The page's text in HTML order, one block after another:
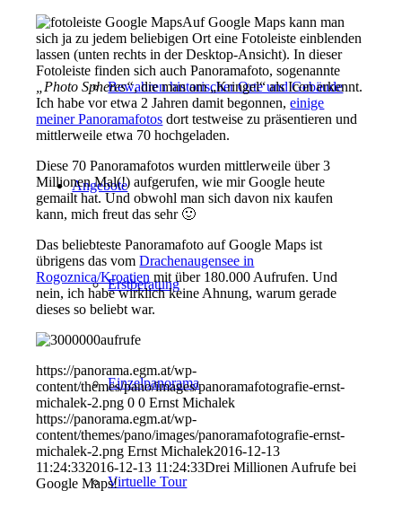
Bewahren historischer Orte und Gebäude
Angebote
Erstberatung
Einzelpanorama
Virtuelle Tour
Auf Google Maps kann man
sich ja zu jedem beliebigen Ort eine Fotoleiste einblenden
lassen (unten rechts in der Desktop-Ansicht). In dieser
Fotoleiste finden sich auch Panoramafoto, sogenannte
„Photo Spheres“, die man am „Kringel“ als Icon erkennt.
Ich habe vor etwa 2 Jahren damit begonnen,einige
meiner Panoramafotos dort testweise zu präsentieren und
mittlerweile etwa 70 hochgeladen.
Diese 70 Panoramafotos wurden mittlerweile über 3
Millionen Mal(!) aufgerufen, wie mir Google heute
gemailt hat. Und obwohl man sich davon nix kaufen
kann, mich freut das sehr 🙂
Das beliebteste Panoramafoto auf Google Maps ist
übrigens das vomDrachenaugensee in
Rogoznica/Kroatien mit über 180.000 Aufrufen. Und
nein, ich habe wirklich keine Ahnung, warum gerade
dieses so beliebt war.
https://panorama.egm.at/wp-
content/themes/pano/images/panoramafotografie-ernst-
michalek-2.png 0 0 Ernst Michalek
https://panorama.egm.at/wp-
content/themes/pano/images/panoramafotografie-ernst-
michalek-2.png Ernst Michalek2016-12-13
11:24:332016-12-13 11:24:33Drei Millionen Aufrufe bei
Google Maps!